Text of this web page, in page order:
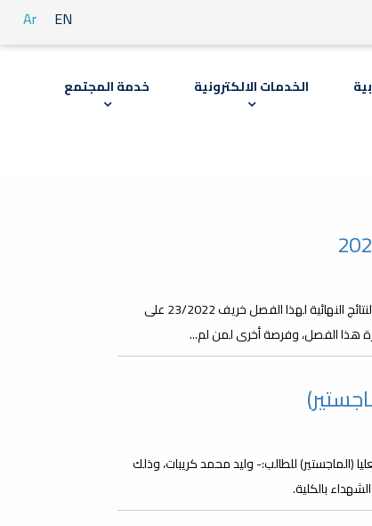
Ar EN
الخدمات الالكترونية خدمة المجتمع
السلام عليكم ورحمة الله وبركاته الى الطلبة الأعزاء نعلمكم أنه تم إرسال النتائج النهائية لهذا الفصل خريف 23/2022 على
هذا الفصل، وفرصة أخرى لمن لم...
(الماجستير) للطالب:- وليد محمد كريبات، وذلك